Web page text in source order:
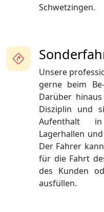
Unsere
gerne beim
Darüber
Disziplin und
Aufenthalt
Lagerhallen
Der Fahrer
für die Fahrt
des Kunden
ausfüllen.
Schwetzingen.